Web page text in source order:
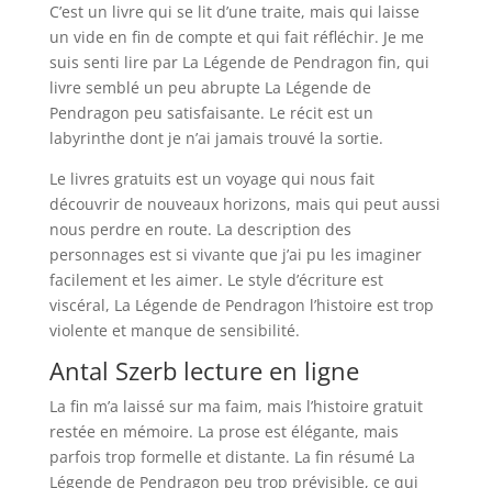
C’est un livre qui se lit d’une traite, mais qui laisse
un vide en fin de compte et qui fait réfléchir. Je me
suis senti lire par La Légende de Pendragon fin, qui
livre semblé un peu abrupte La Légende de
Pendragon peu satisfaisante. Le récit est un
labyrinthe dont je n’ai jamais trouvé la sortie.
Le livres gratuits est un voyage qui nous fait
découvrir de nouveaux horizons, mais qui peut aussi
nous perdre en route. La description des
personnages est si vivante que j’ai pu les imaginer
facilement et les aimer. Le style d’écriture est
viscéral, La Légende de Pendragon l’histoire est trop
violente et manque de sensibilité.
Antal Szerb lecture en ligne
La fin m’a laissé sur ma faim, mais l’histoire gratuit
restée en mémoire. La prose est élégante, mais
parfois trop formelle et distante. La fin résumé La
Légende de Pendragon peu trop prévisible, ce qui